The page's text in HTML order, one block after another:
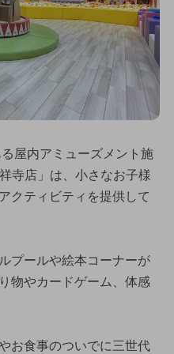
屋内アミューズメント施
寺店」は、小さなお子様
クティビティを提供して
プールや絵本コーナーが
物やカードゲーム、体感
お食事のついでに三世代